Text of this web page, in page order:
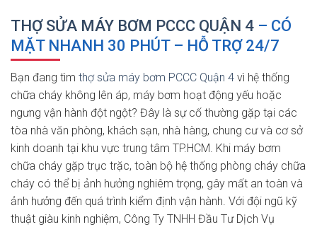
THỢ SỬA MÁY BƠM PCCC QUẬN 4 – CÓ
MẶT NHANH 30 PHÚT – HỖ TRỢ 24/7
Bạn đang tìm thợ sửa máy bơm PCCC Quận 4 vì hệ thống
chữa cháy không lên áp, máy bơm hoạt động yếu hoặc
ngưng vận hành đột ngột? Đây là sự cố thường gặp tại các
tòa nhà văn phòng, khách sạn, nhà hàng, chung cư và cơ sở
kinh doanh tại khu vực trung tâm TP.HCM. Khi máy bơm
chữa cháy gặp trục trặc, toàn bộ hệ thống phòng cháy chữa
cháy có thể bị ảnh hưởng nghiêm trọng, gây mất an toàn và
ảnh hưởng đến quá trình kiểm định vận hành. Với đội ngũ kỹ
thuật giàu kinh nghiệm, Công Ty TNHH Đầu Tư Dịch Vụ